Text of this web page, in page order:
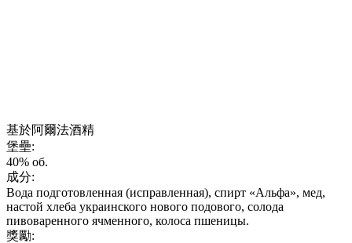
基於阿爾法酒精
堡壘:
40% об.
成分:
Вода подготовленная (исправленная), спирт «Альфа», мед,
настой хлеба украинского нового подового, солода
пивоваренного ячменного, колоса пшеницы.
獎勵: